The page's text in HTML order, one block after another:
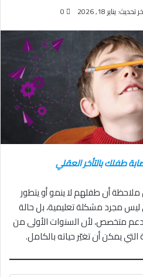
تحديث: يناير 18, 2026 0
طفلك بالتأخر العقلي
ملاحظة أن طفلهم لا ينمو أو يتطور
ليس مجرد مشكلة تعليمية، بل حالة
متخصص، لأن السنوات الأولى من
يمكن أن تغيّر حياته بالكامل.